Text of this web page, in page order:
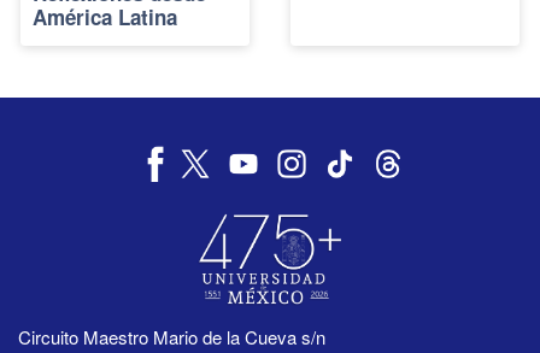
América Latina
Circuito Maestro Mario de la Cueva s/n